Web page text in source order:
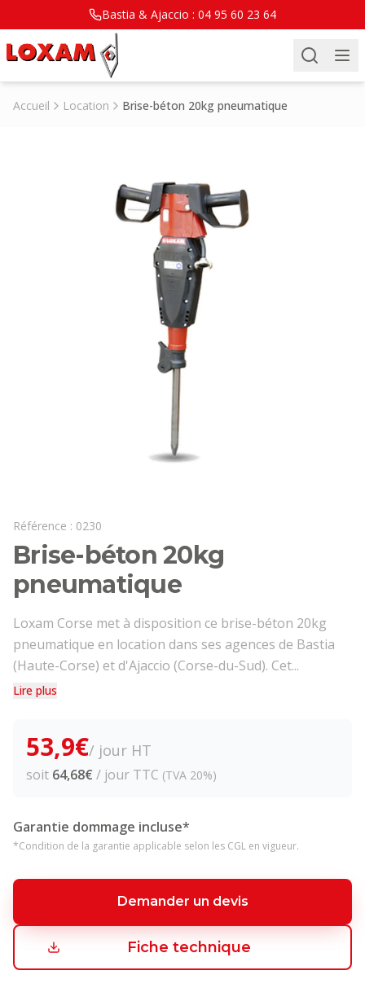
Bastia & Ajaccio : 04 95 60 23 64
Accueil Location Brise-béton 20kg pneumatique
Référence : 0230
Brise-béton 20kg
pneumatique
Loxam Corse met à disposition ce brise-béton 20kg
pneumatique en location dans ses agences de Bastia
(Haute-Corse) et d'Ajaccio (Corse-du-Sud). Cet...
Lire plus
53,9€/ jour HT
soit 64,68€ / jour TTC (TVA 20%)
Garantie dommage incluse*
*Condition de la garantie applicable selon les CGL en vigueur.
Demander un devis
Fiche technique